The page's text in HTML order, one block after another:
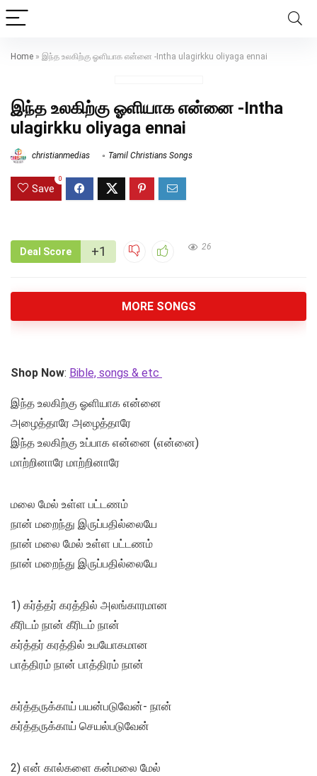
Home » இந்த உலகிற்கு ஓளியாக என்னை -Intha ulagirkku oliyaga ennai
இந்த உலகிற்கு ஓளியாக என்னை -Intha
ulagirkku oliyaga ennai
christianmedias Tamil Christians Songs
Save
0
Deal Score +1 26
MORE SONGS
Shop Now: Bible, songs & etc
இந்த உலகிற்கு ஓளியாக என்னை
அழைத்தாரே அழைத்தாரே
இந்த உலகிற்கு உப்பாக என்னை (என்னை)
மாற்றினாரே மாற்றினாரே
மலை மேல் உள்ள பட்டணம்
நான் மறைந்து இருப்பதில்லையே
நான் மலை மேல் உள்ள பட்டணம்
நான் மறைந்து இருப்பதில்லையே
1) கர்த்தர் கரத்தில் அலங்காரமான
கீரிடம் நான் கீரிடம் நான்
கர்த்தர் கரத்தில் உபயோகமான
பாத்திரம் நான் பாத்திரம் நான்
கர்த்தருக்காய் பயன்படுவேன்- நான்
கர்த்தருக்காய் செயல்படுவேன்
2) என் கால்களை கன்மலை மேல்